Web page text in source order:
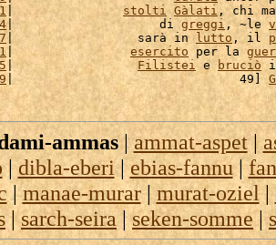
| stolti Gàlati , chi
|                    di greggi , ~le
|                 sarà in lutto , il
| esercito per la
| Filistei e bruciò
|                               49]
ammas|ammat-aspet|
|dibla-eberi|ebias-fannu|
|manae-murar|murat-oziel|
|sarch-seira|seken-somme|